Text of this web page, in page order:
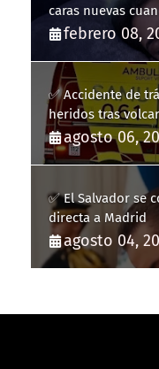
caras nuevas
febrero 08,
✅ Accidente de
heridos tras
agosto 06,
✅ El Salvador se
directa a Madrid
agosto 04,